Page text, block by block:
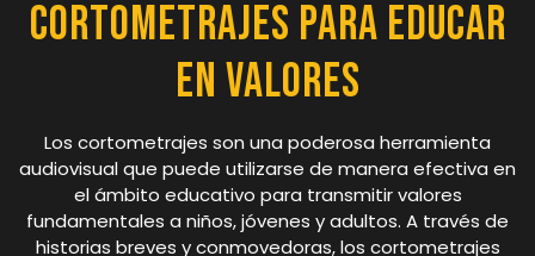
Cortometrajes para Educar
en Valores
Los cortometrajes son una poderosa herramienta
audiovisual que puede utilizarse de manera efectiva en
el ámbito educativo para transmitir valores
fundamentales a niños, jóvenes y adultos. A través de
historias breves y conmovedoras, los cortometrajes